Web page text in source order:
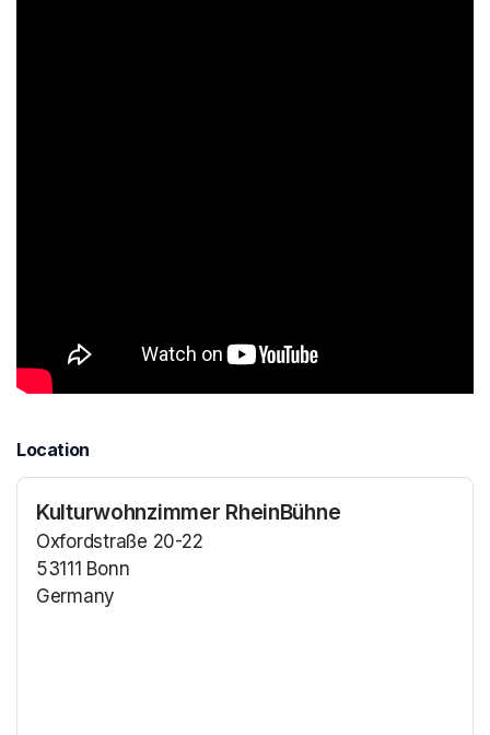
Location
Kulturwohnzimmer RheinBühne
Oxfordstraße 20-22
53111 Bonn
Germany